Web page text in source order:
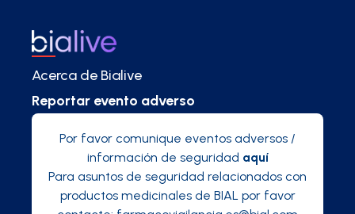
Acerca de Bialive
Reportar evento adverso
Por favor comunique eventos adversos /
información de seguridad aquí
Para asuntos de seguridad relacionados con
productos medicinales de BIAL por favor